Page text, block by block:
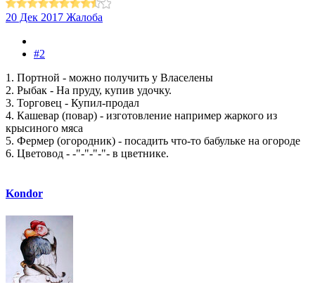
20 Дек 2017 Жалоба
#2
1. Портной - можно получить у Власелены
2. Рыбак - На пруду, купив удочку.
3. Торговец - Купил-продал
4. Кашевар (повар) - изготовление например жаркого из
крысиного мяса
5. Фермер (огородник) - посадить что-то бабульке на огороде
6. Цветовод - -"-"-"-"- в цветнике.
Kondor